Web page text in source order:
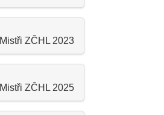
Mistři ZČHL 2023
Mistři ZČHL 2025